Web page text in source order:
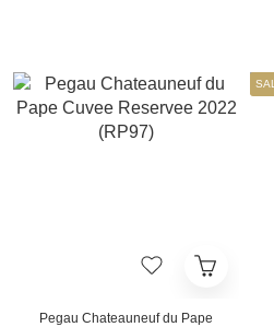
Pegau Chateauneuf du Pape